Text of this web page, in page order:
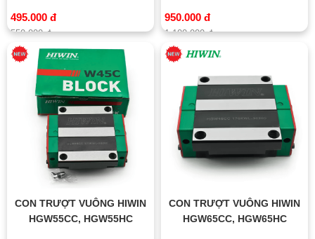
495.000 đ
550.000 đ
950.000 đ
1.100.000 đ
CON TRƯỢT VUÔNG HIWIN
HGW55CC, HGW55HC
CON TRƯỢT VUÔNG HIWIN
HGW65CC, HGW65HC